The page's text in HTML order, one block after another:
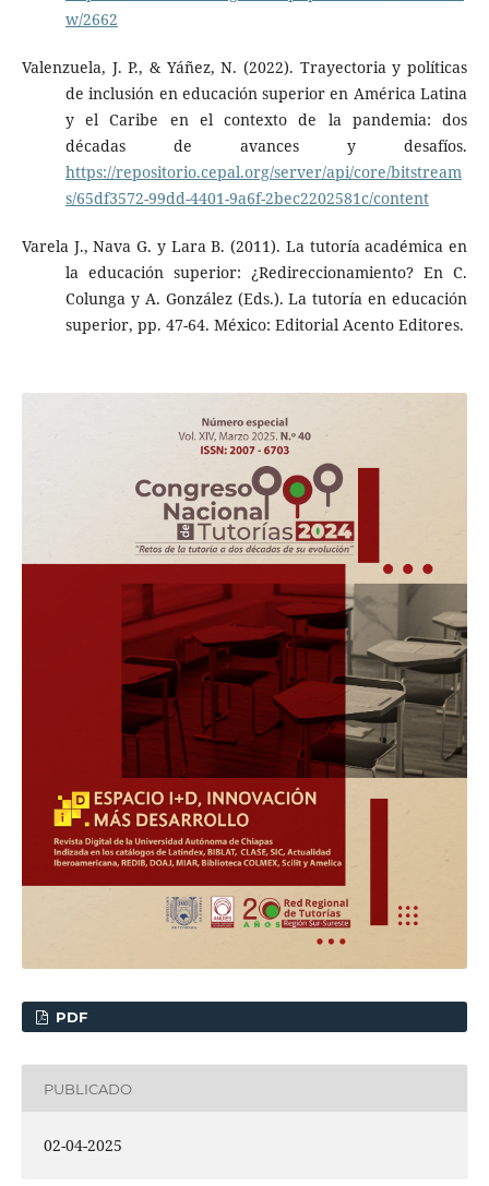
w/2662
Valenzuela, J. P., & Yáñez, N. (2022). Trayectoria y políticas
de inclusión en educación superior en América Latina
y el Caribe en el contexto de la pandemia: dos
décadas de avances y desafíos.
https://repositorio.cepal.org/server/api/core/bitstream
s/65df3572-99dd-4401-9a6f-2bec2202581c/content
Varela J., Nava G. y Lara B. (2011). La tutoría académica en
la educación superior: ¿Redireccionamiento? En C.
Colunga y A. González (Eds.). La tutoría en educación
superior, pp. 47-64. México: Editorial Acento Editores.
PDF
PUBLICADO
02-04-2025